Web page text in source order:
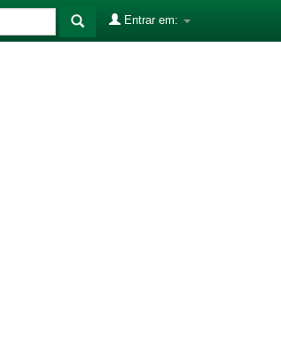
Entrar em: